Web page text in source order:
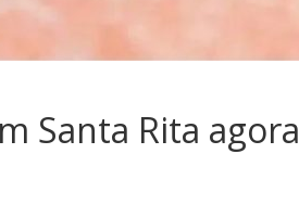
Santa Rita agora